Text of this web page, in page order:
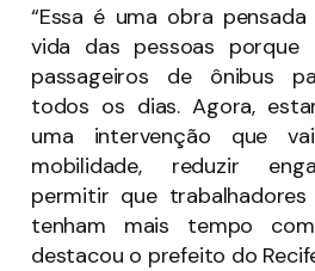
“Essa é uma obra
vida das pessoas
passageiros de ônibus
todos os dias. Agora,
uma intervenção que
mobilidade, reduzir
permitir que
tenham mais tempo
destacou o prefeito do